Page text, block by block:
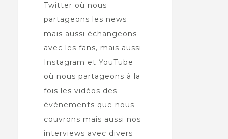
Twitter où nous
partageons les news
mais aussi échangeons
avec les fans, mais aussi
Instagram et YouTube
où nous partageons à la
fois les vidéos des
évènements que nous
couvrons mais aussi nos
interviews avec divers